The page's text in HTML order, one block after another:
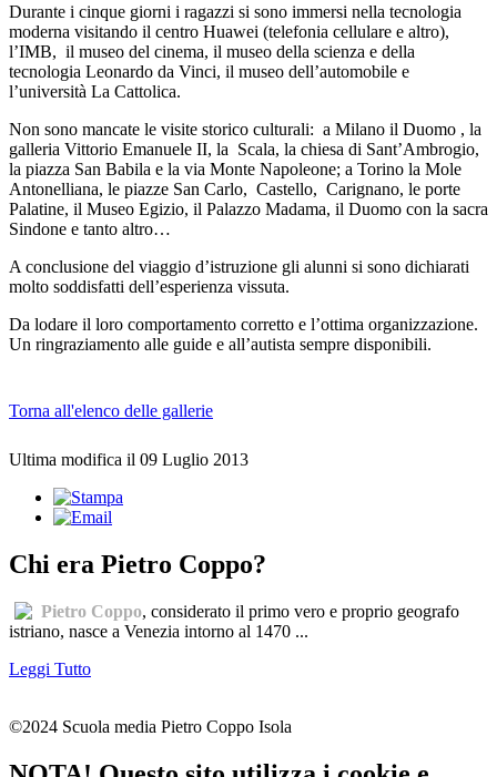
Durante i cinque giorni i ragazzi si sono immersi nella tecnologia
moderna visitando il centro Huawei (telefonia cellulare e altro),
l’IMB, il museo del cinema, il museo della scienza e della
tecnologia Leonardo da Vinci, il museo dell’automobile e
l’università La Cattolica.
Non sono mancate le visite storico culturali: a Milano il Duomo , la
galleria Vittorio Emanuele II, la Scala, la chiesa di Sant’Ambrogio,
la piazza San Babila e la via Monte Napoleone; a Torino la Mole
Antonelliana, le piazze San Carlo, Castello, Carignano, le porte
Palatine, il Museo Egizio, il Palazzo Madama, il Duomo con la sacra
Sindone e tanto altro…
A conclusione del viaggio d’istruzione gli alunni si sono dichiarati
molto soddisfatti dell’esperienza vissuta.
Da lodare il loro comportamento corretto e l’ottima organizzazione.
Un ringraziamento alle guide e all’autista sempre disponibili.
Torna all'elenco delle gallerie
Ultima modifica il 09 Luglio 2013
Chi era Pietro Coppo?
Pietro Coppo, considerato il primo vero e proprio geografo
istriano, nasce a Venezia intorno al 1470 ...
Leggi Tutto
©2024 Scuola media Pietro Coppo Isola